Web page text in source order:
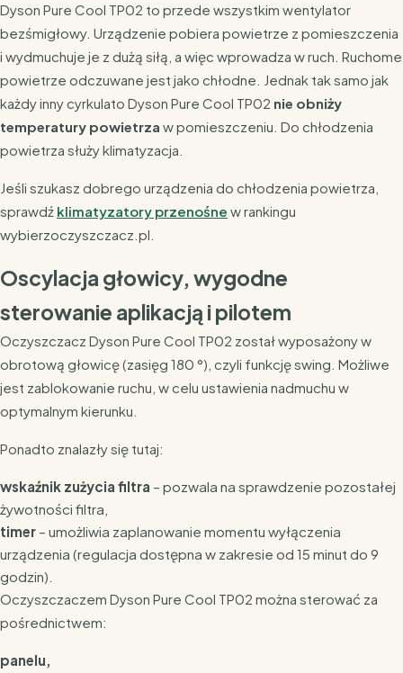
Dyson Pure Cool TP02 to przede wszystkim wentylator
bezśmigłowy. Urządzenie pobiera powietrze z pomieszczenia
i wydmuchuje je z dużą siłą, a więc wprowadza w ruch. Ruchome
powietrze odczuwane jest jako chłodne. Jednak tak samo jak
każdy inny cyrkulato Dyson Pure Cool TP02 nie obniży
temperatury powietrza w pomieszczeniu. Do chłodzenia
powietrza służy klimatyzacja.
Jeśli szukasz dobrego urządzenia do chłodzenia powietrza,
sprawdź klimatyzatory przenośne w rankingu
wybierzoczyszczacz.pl.
Oscylacja głowicy, wygodne
sterowanie aplikacją i pilotem
Oczyszczacz Dyson Pure Cool TP02 został wyposażony w
obrotową głowicę (zasięg 180 °), czyli funkcję swing. Możliwe
jest zablokowanie ruchu, w celu ustawienia nadmuchu w
optymalnym kierunku.
Ponadto znalazły się tutaj:
wskaźnik zużycia filtra – pozwala na sprawdzenie pozostałej
żywotności filtra,
timer – umożliwia zaplanowanie momentu wyłączenia
urządzenia (regulacja dostępna w zakresie od 15 minut do 9
godzin).
Oczyszczaczem Dyson Pure Cool TP02 można sterować za
pośrednictwem:
panelu,